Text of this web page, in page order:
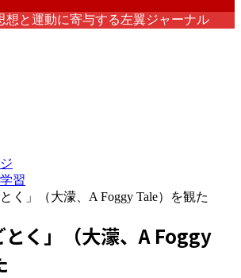
想と運動に寄与する左翼ジャーナル
習
く」（大濛、A Foggy Tale）を観た
く」（大濛、A Foggy